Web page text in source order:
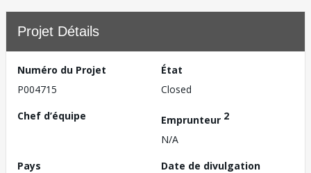
Projet Détails
Numéro du Projet
P004715
État
Closed
Chef d’équipe
Emprunteur 2
N/A
Pays
Date de divulgation